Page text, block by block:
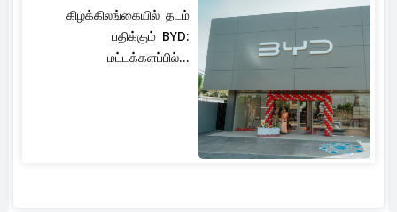
கிழக்கிலங்கையில் தடம்
பதிக்கும் BYD:
மட்டக்களப்பில்...